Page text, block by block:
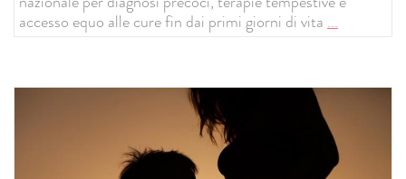
accesso equo alle cure fin dai primi giorni di vita ...